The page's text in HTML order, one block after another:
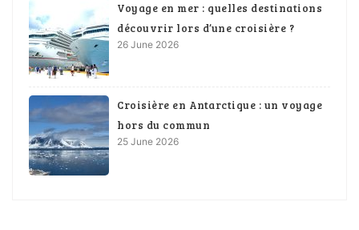
Voyage en mer : quelles destinations
découvrir lors d’une croisière ?
26 June 2026
Croisière en Antarctique : un voyage
hors du commun
25 June 2026